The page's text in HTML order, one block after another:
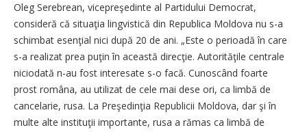
Oleg Serebrean, vicepreşedinte al Partidului Democrat,
consideră că situaţia lingvistică din Republica Moldova nu s-a
schimbat esenţial nici după 20 de ani. „Este o perioadă în care
s-a realizat prea puţin în această direcţie. Autorităţile centrale
niciodată n-au fost interesate s-o facă. Cunoscând foarte
prost româna, au utilizat de cele mai dese ori, ca limbă de
cancelarie, rusa. La Preşedinţia Republicii Moldova, dar şi în
multe alte instituţii importante, rusa a rămas ca limbă de